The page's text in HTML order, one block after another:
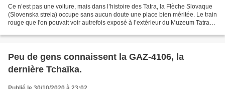
Ce n’est pas une voiture, mais dans l’histoire des Tatra, la Flèche Slovaque
(Slovenska strela) occupe sans aucun doute une place bien méritée. Le train
rouge que l'on pouvait voir autrefois exposé à l’extérieur du Muzeum Tatra
Peu de gens connaissent la GAZ-4106, la
dernière Tchaïka.